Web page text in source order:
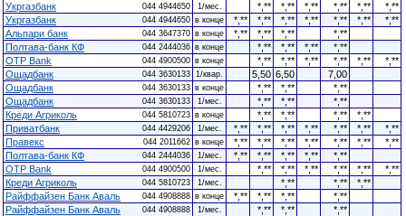
Укргазбанк
044 4944650 1/мес. *,** *,** *,** *,** *,**
*,**
Укргазбанк
044 4944650 в конце *,** *,** *,** *,** *,** *,**
*,**
Альпари банк
044 3647370 в конце *,** *,** *,**
*,**
Полтава-банк КФ
044 2444036 в конце *,** *,** *,**
*,**
OTP Bank
044 4900500 в конце *,** *,** *,** *,** *,**
*,**
Ощадбанк
044 3630133 1/квар. 5,50 6,50
7,00
Ощадбанк
044 3630133 в конце *,** *,**
*,**
Ощадбанк
044 3630133 1/мес. *,** *,**
*,**
Креди Агриколь
044 5810723 в конце *,** *,** *,**
*,**
Приватбанк
044 4429206 1/мес. *,** *,** *,** *,** *,** *,**
*,**
Правекс
044 2011662 в конце *,** *,** *,** *,** *,** *,**
*,**
Полтава-банк КФ
044 2444036 1/мес. *,** *,** *,** *,**
*,**
OTP Bank
044 4900500 1/мес. *,** *,** *,** *,** *,**
*,**
Креди Агриколь
044 5810723 1/мес. *,** *,**
*,**
Райффайзен Банк Аваль
044 4908888 в конце *,** *,** *,**
*,**
Райффайзен Банк Аваль
044 4908888 1/мес. *,** *,**
*,**